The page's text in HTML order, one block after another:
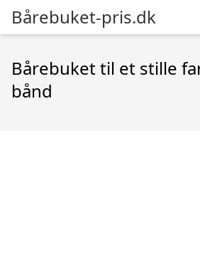
Bårebuket-pris.dk
Bårebuket til et stille
bånd